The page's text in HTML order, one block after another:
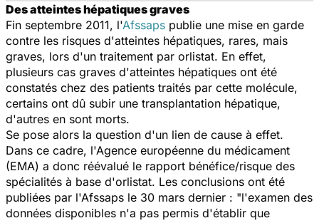
Des atteintes hépatiques graves
Fin septembre 2011, l'Afssaps publie une mise en garde
contre les risques d'atteintes hépatiques, rares, mais
graves, lors d'un traitement par orlistat. En effet,
plusieurs cas graves d'atteintes hépatiques ont été
constatés chez des patients traités par cette molécule,
certains ont dû subir une transplantation hépatique,
d'autres en sont morts.
Se pose alors la question d'un lien de cause à effet.
Dans ce cadre, l'Agence européenne du médicament
(EMA) a donc réévalué le rapport bénéfice/risque des
spécialités à base d'orlistat. Les conclusions ont été
publiées par l'Afssaps le 30 mars dernier : "l'examen des
données disponibles n'a pas permis d'établir que